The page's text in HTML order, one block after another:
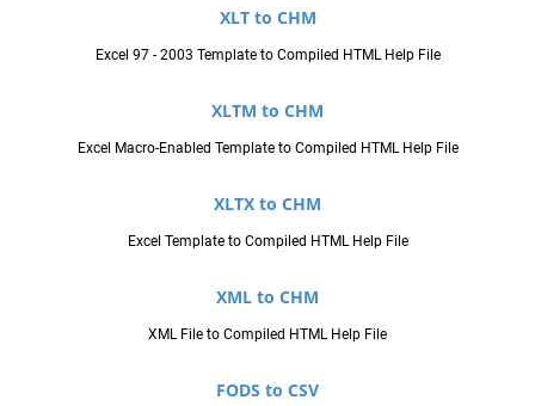
XLT to CHM
Excel 97 - 2003 Template to Compiled HTML Help File
XLTM to CHM
Excel Macro-Enabled Template to Compiled HTML Help File
XLTX to CHM
Excel Template to Compiled HTML Help File
XML to CHM
XML File to Compiled HTML Help File
FODS to CSV